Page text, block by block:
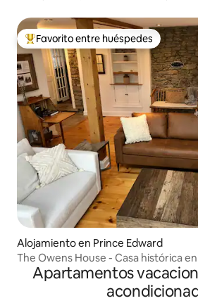
Favorito entre huéspedes preferido
Favorito entre huéspedes
Alojamiento en Prince Edward
The Owens House - Casa histórica
Apartamentos